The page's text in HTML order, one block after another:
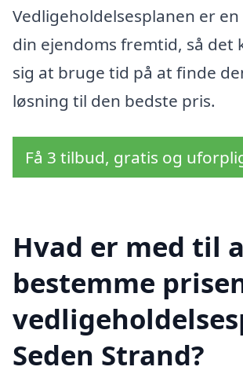
Vedligeholdelsesplanen er
din ejendoms fremtid, så det
sig at bruge tid på at finde
løsning til den bedste pris.
Få 3 tilbud, gratis og
Hvad er med til
bestemme
Seden Strand?